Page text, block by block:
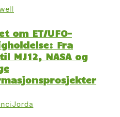
om ET/UFO-
Fra
MJ12, NASA og